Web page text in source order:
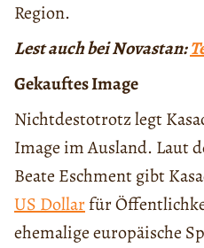
Region.
Lest auch bei Novastan:
Gekauftes Image
Nichtdestotrotz legt
Image im Ausland. Laut
Beate Eschment gibt
US Dollarfür
ehemalige europäische